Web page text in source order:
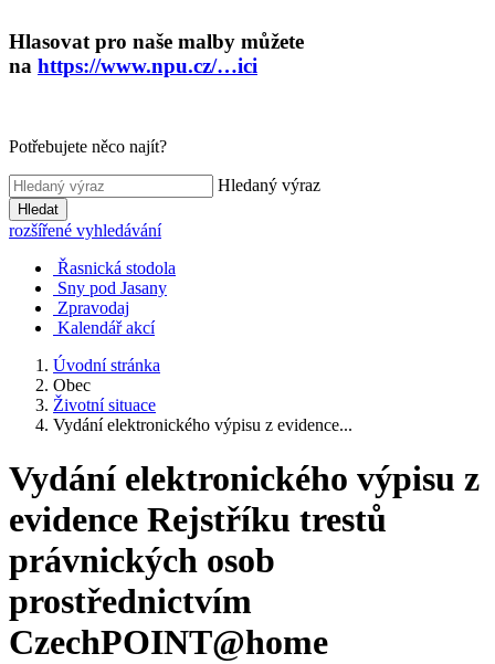
Hlasovat pro naše malby můžete
na https://www.npu.cz/…ici
Potřebujete něco najít?
Hledaný výraz
Hledat
rozšířené vyhledávání
Řasnická stodola
Sny pod Jasany
Zpravodaj
Kalendář akcí
Úvodní stránka
Obec
Životní situace
Vydání elektronického výpisu z evidence...
Vydání elektronického výpisu z
evidence Rejstříku trestů
právnických osob
prostřednictvím
CzechPOINT@home